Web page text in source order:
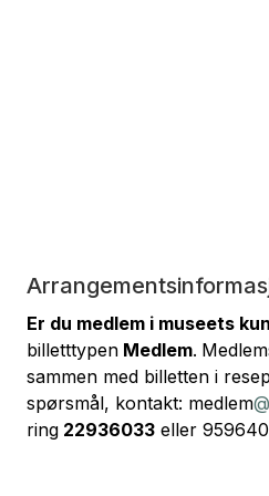
Er du medlem i museets
billetttypen Medlem.
sammen med billetten i
spørsmål, kontakt: medlem
ring 22936033 eller